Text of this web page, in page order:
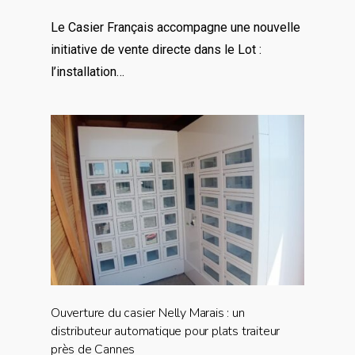
Le Casier Français accompagne une nouvelle
initiative de vente directe dans le Lot :
l’installation…
Ouverture du casier Nelly Marais : un
distributeur automatique pour plats traiteur
près de Cannes